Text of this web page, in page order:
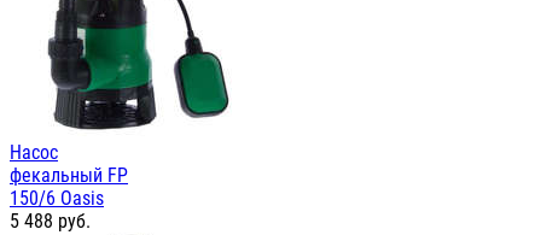
Насос
фекальный FP
150/6 Oasis
5 488 руб.